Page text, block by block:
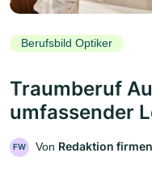
Berufsbild Optiker
Traumberuf
umfassender
FW Von Redaktion